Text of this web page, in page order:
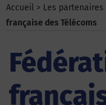
Accueil > Les partenaires
française des Télécoms